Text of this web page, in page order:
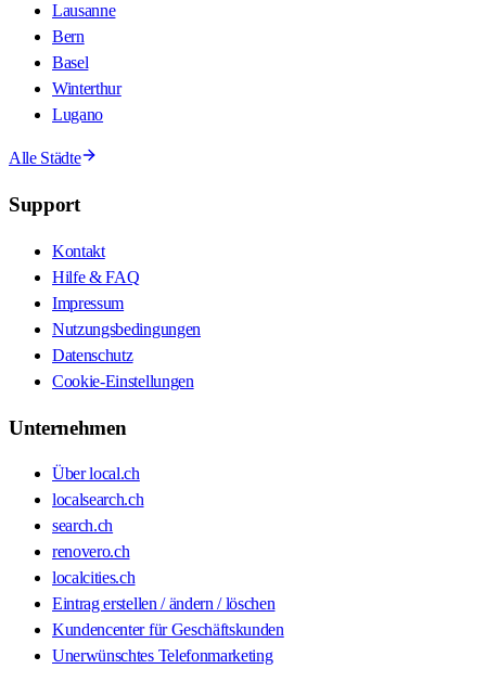
Lausanne
Bern
Basel
Winterthur
Lugano
Alle Städte
Support
Kontakt
Hilfe & FAQ
Impressum
Nutzungsbedingungen
Datenschutz
Cookie-Einstellungen
Unternehmen
Über local.ch
localsearch.ch
search.ch
renovero.ch
localcities.ch
Eintrag erstellen / ändern / löschen
Kundencenter für Geschäftskunden
Unerwünschtes Telefonmarketing